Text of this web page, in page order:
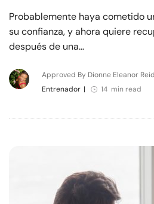
Probablemente haya cometido
su confianza, y ahora quiere
después de una…
Approved By Dionne Eleanor Reid
Entrenador | 14 min read